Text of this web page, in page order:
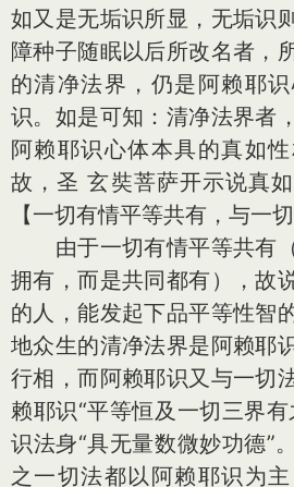
如又是无垢识所显，无垢识
障种子随眠以后所改名者，
的清净法界，仍是阿赖耶
识。如是可知：清净法界者
阿赖耶识心体本具的真如
故，圣 玄奘菩萨开示说真
【一切有情平等共有，与一
由于一切有情平等共有（
拥有，而是共同都有），故
的人，能发起下品平等性智
地众生的清净法界是阿赖耶
行相，而阿赖耶识又与一切
赖耶识“平等恒及一切三界
识法身“具无量数微妙功德”
之一切法都以阿赖耶识为